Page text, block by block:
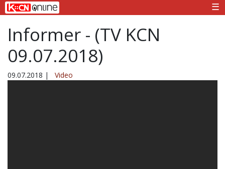
☰
Informer - (TV KCN
09.07.2018)
09.07.2018 | Video